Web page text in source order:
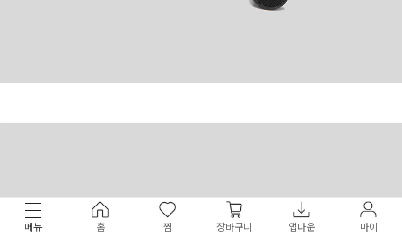
메뉴 홈 찜 장바구니 앱다운 마이